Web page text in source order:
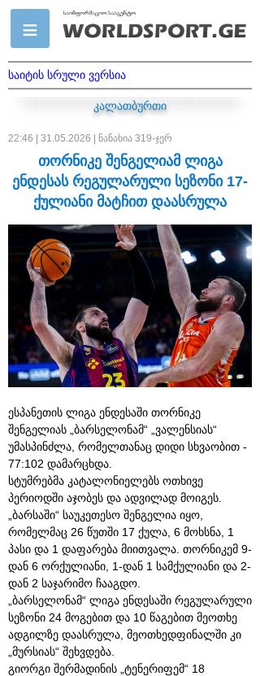
საიტის სრული ვერსია
კალათბურთი
22:46 | 31.05.2026 | ნანახია 319-ჯერ
თორნიკე შენგელიამ ლიგა
ენდესას რეგულარული სეზონი 17-
ქულიანი მატჩით დაასრულა
ესპანეთის ლიგა ენდესაში თორნიკე
შენგელიას „ბარსელონამ“ „ვალენსიას“
უმასპინძლა, რომელთანაც დიდი სხვაობით -
77:102 დამარცხდა.
სტუმრებმა კატალონიელებს ოთხივე
პერიოდში აჯობეს და ადვილად მოიგეს.
„ბარსაში“ საუკეთესო შენგელია იყო,
რომელმაც 26 წუთში 17 ქულა, 6 მოხსნა, 1
პასი და 1 დაფარება მიითვალა. თორნიკემ 9-
დან 6 ორქულიანი, 1-დან 1 სამქულიანი და 2-
დან 2 საჯარიმო ჩააგდო.
„ბარსელონამ“ ლიგა ენდესაში რეგულარული
სეზონი 24 მოგებით და 10 წაგებით მეოთხე
ადგილზე დაასრულა, მეოთხედფინალში კი
„მურსიას“ შეხვდება.
გიორგი შერმადინის „ტენერიფემ“ 18